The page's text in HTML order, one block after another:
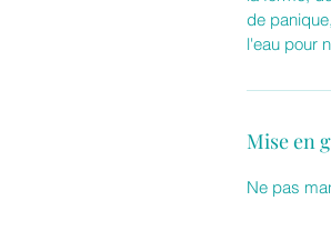
de
l'eau pour
Mise en
Ne pas